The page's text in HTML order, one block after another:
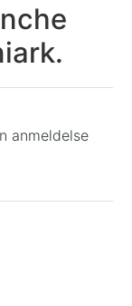
anmeldelse